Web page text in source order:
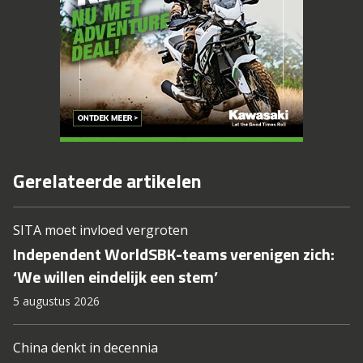
Gerelateerde artikelen
SITA moet invloed vergroten
Independent WorldSBK-teams verenigen zich:
‘We willen eindelijk een stem’
5 augustus 2026
China denkt in decennia